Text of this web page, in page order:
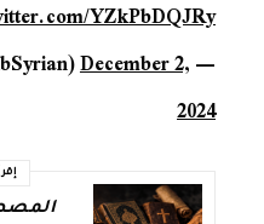
YZkPbDQJRy
— Syrian lion (@KindadibSyrian)
December 2,
2024